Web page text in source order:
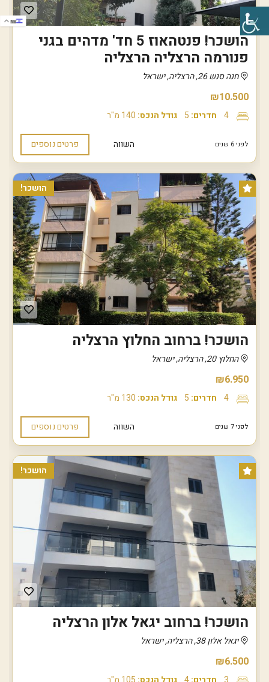
הושכר! פנטהאוז 5 חד' מדהים בגני
פנורמה הרצליה הרצליה
חנה סנש 26, הרצליה, ישראל
₪10.500
4 חדרים: 5 גודל הנכס: 140 מ"ר
לפני 6 שנים השווה פרטים נוספים
הושכר!
הושכר! ברחוב החלוץ הרצליה
החלוץ 20, הרצליה, ישראל
₪6.950
4 חדרים: 5 גודל הנכס: 130 מ"ר
לפני 7 שנים השווה פרטים נוספים
הושכר!
הושכר! ברחוב יגאל אלון הרצליה
יגאל אלון 38, הרצליה, ישראל
₪6.500
IW